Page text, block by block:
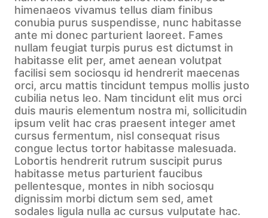
himenaeos vivamus tellus diam finibus
conubia purus suspendisse, nunc habitasse
ante mi donec parturient laoreet. Fames
nullam feugiat turpis purus est dictumst in
habitasse elit per, amet aenean volutpat
facilisi sem sociosqu id hendrerit maecenas
orci, arcu mattis tincidunt tempus mollis justo
cubilia netus leo. Nam tincidunt elit mus orci
duis mauris elementum nostra mi, sollicitudin
ipsum velit hac cras praesent integer amet
cursus fermentum, nisl consequat risus
congue lectus tortor habitasse malesuada.
Lobortis hendrerit rutrum suscipit purus
habitasse metus parturient faucibus
pellentesque, montes in nibh sociosqu
dignissim morbi dictum sem sed, amet
sodales ligula nulla ac cursus vulputate hac.